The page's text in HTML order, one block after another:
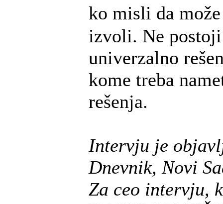
ko misli da
izvoli. Ne
univerzalno
kome treba
rešenja.
Intervju je
Dnevnik, Novi
Za ceo intervju,